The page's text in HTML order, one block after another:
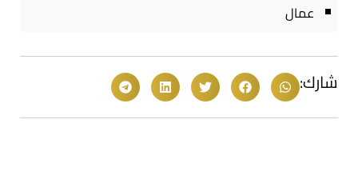
عمال
شارك: